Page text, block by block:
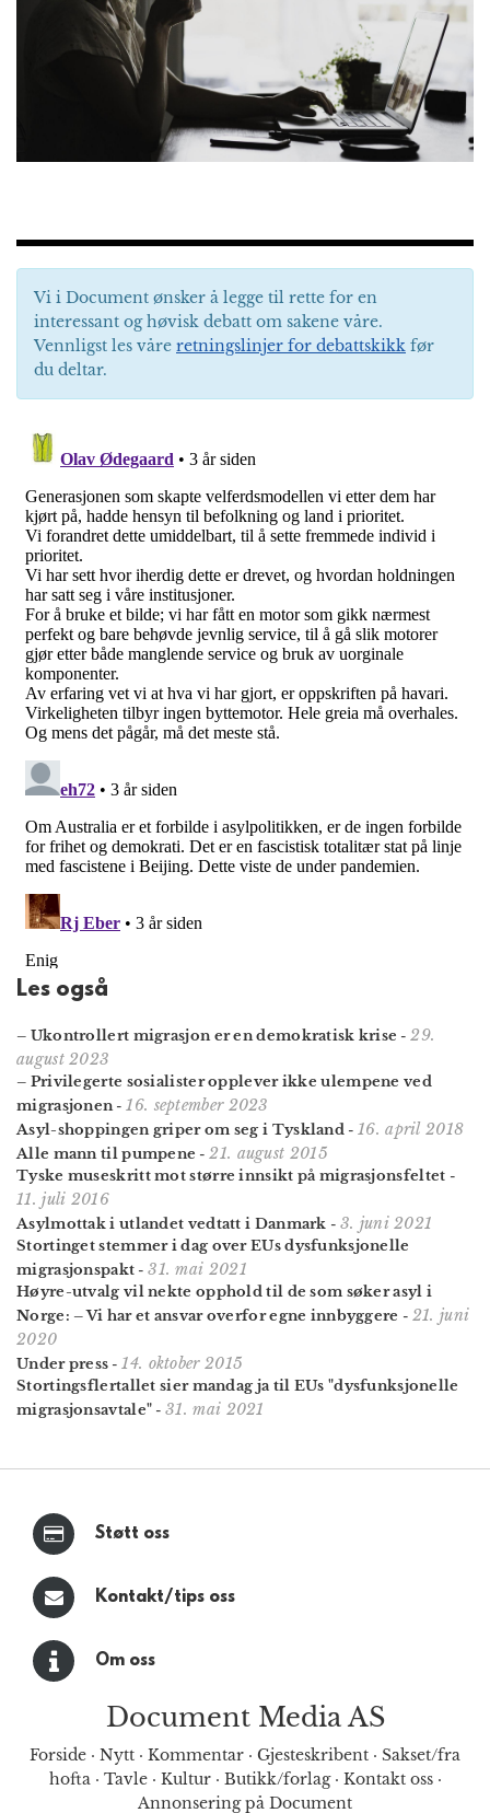
Vi i Document ønsker å legge til rette for en
interessant og høvisk debatt om sakene våre.
Vennligst les våre retningslinjer for debattskikk før
du deltar.
Les også
– Ukontrollert migrasjon er en demokratisk krise -29.
august 2023
– Privilegerte sosialister opp­lever ikke ulempene ved
migrasjonen-16. september 2023
Asyl-shoppingen griper om seg i Tyskland - 16. april 2018
Alle mann til pumpene -21. august 2015
Tyske museskritt mot større innsikt på migrasjonsfeltet -
11. juli 2016
Asylmottak i utlandet vedtatt i Danmark - 3. juni 2021
Stortinget stemmer i dag over EUs dysfunksjonelle
migrasjonspakt -31. mai 2021
Høyre-utvalg vil nekte opphold til de som søker asyl i
Norge: – Vi har et ansvar overfor egne innbyggere - 21. juni
2020
Under press -14. oktober 2015
Stortingsflertallet sier mandag ja til EUs "dysfunksjonelle
migrasjonsavtale" -31. mai 2021
Støtt oss
Kontakt/tips oss
Om oss
Document Media AS
Forside · Nytt · Kommentar · Gjesteskribent · Sakset/fra
hofta · Tavle· Kultur· Butikk/forlag· Kontakt oss·
Annonsering på Document